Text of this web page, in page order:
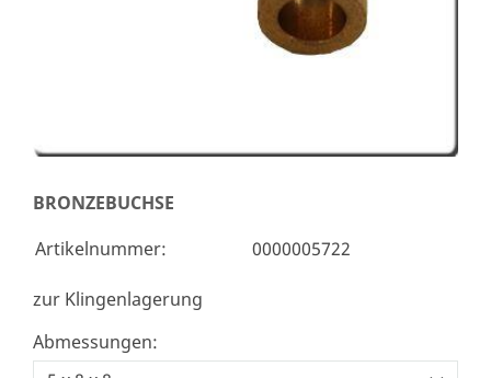
BRONZEBUCHSE
Artikelnummer:
0000005722
zur Klingenlagerung
Abmessungen: